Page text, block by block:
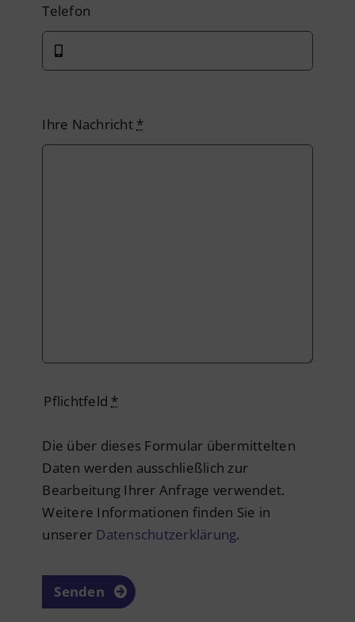
Telefon
Ihre Nachricht *
Pflichtfeld *
Die über dieses Formular übermittelten
Daten werden ausschließlich zur
Bearbeitung Ihrer Anfrage verwendet.
Weitere Informationen finden Sie in
unserer Datenschutzerklärung.
Senden